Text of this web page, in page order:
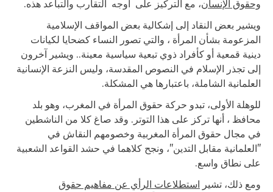
وحقوق الإنسان، مع التركيز على اوجه التقارب والتباعد هذه.
ويشير بعض النقاد إلى إشكالية بعض المواقف الإسلامية
المزعومة بشأن المرأة ، والتي تصور النساء كضحايا لكيانات
دينية قمعية أو كأفراد ذوي تبعية سياسية معينة.. ويشير آخرون
إلى تجذر الإسلام في النصوص المقدسة، وليس النزعة الإنسانية
العلمانية الشاملة، باعتبارها هي المشكلة.
للوهلة الأولى، تبدو حركة حقوق المرأة في المغرب، وهو بلد
محافظ ، أنها تركز على هذا التوتر. وقد صاغ كلا من الناشطين
في مجال حقوق المرأة المغربية وخصومهم النقاش في
"العلمانية مقابل التدين"، ونجح كلاهما في حشد القواعد الشعبية
على نطاق واسع.
ومع ذلك، تشير استطلاعات الرأي عن مفاهيم حقوق